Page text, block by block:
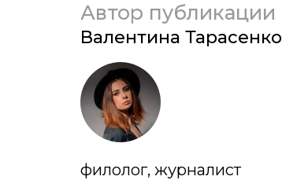
Автор публикации
Валентина Тарасенко
филолог, журналист